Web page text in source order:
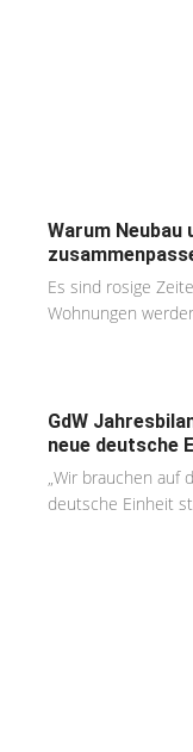
Warum
Es sind rosige
Wohnungen
GdW
neue deutsche
„Wir brauchen
deutsche Einheit